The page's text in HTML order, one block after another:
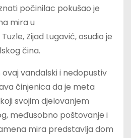
počinilac pokušao je
mira u
Zijad Lugavić, osudio je
čina.
ovaj vandalski i nedopustiv
činjenica da je meta
svojim djelovanjem
međusobno poštovanje i
mira predstavlja dom